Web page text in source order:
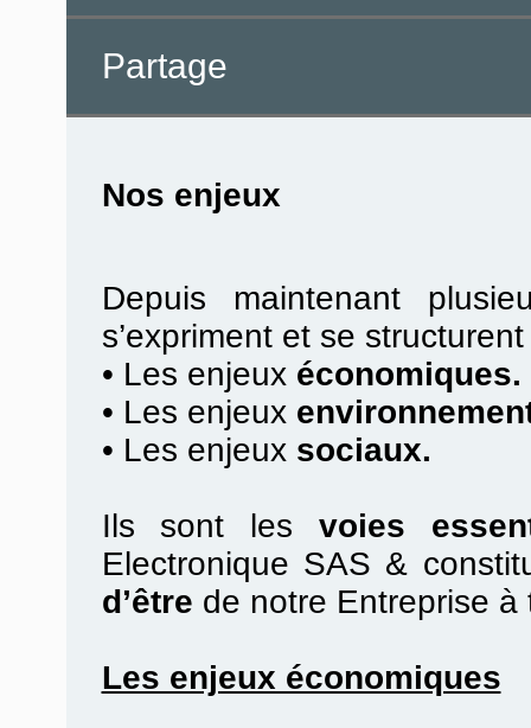
Partage
Nos enjeux
Depuis maintenant
s’expriment et se
• Les enjeux économiques.
• Les enjeux
• Les enjeux sociaux.
Ils sont les voies
Electronique SAS &
d’être de notre Entreprise à
Les enjeux économiques